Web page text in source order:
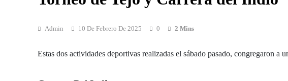
Admin 10 De Febrero De 2025 0 2 Mins
Estas dos actividades deportivas realizadas el sábado pasado, congregaron